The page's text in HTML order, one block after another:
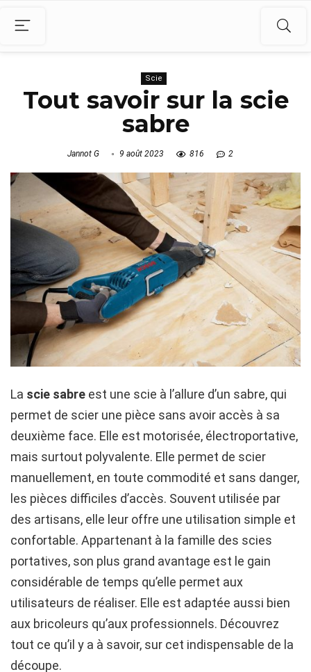
Scie
Tout savoir sur la scie
sabre
Jannot G 9 août 2023 816 2
La scie sabre est une scie à l’allure d’un sabre, qui
permet de scier une pièce sans avoir accès à sa
deuxième face. Elle est motorisée, électroportative,
mais surtout polyvalente. Elle permet de scier
manuellement, en toute commodité et sans danger,
les pièces difficiles d’accès. Souvent utilisée par
des artisans, elle leur offre une utilisation simple et
confortable. Appartenant à la famille des scies
portatives, son plus grand avantage est le gain
considérable de temps qu’elle permet aux
utilisateurs de réaliser. Elle est adaptée aussi bien
aux bricoleurs qu’aux professionnels. Découvrez
tout ce qu’il y a à savoir, sur cet indispensable de la
découpe.